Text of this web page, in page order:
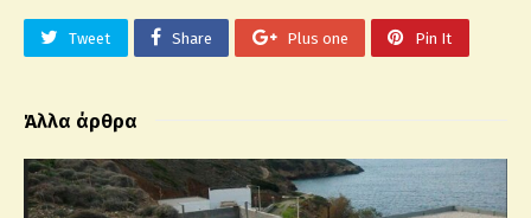
Tweet Share Plus one Pin It
Άλλα άρθρα